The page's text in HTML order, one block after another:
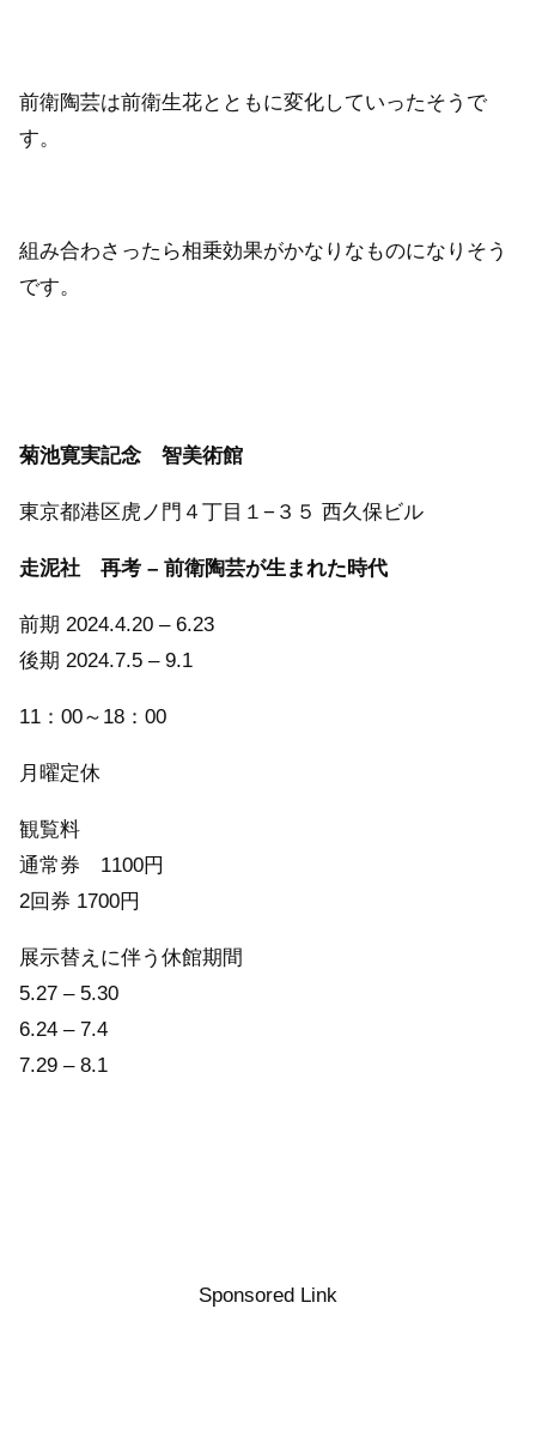
前衛陶芸は前衛生花とともに変化していったそうで
す。
組み合わさったら相乗効果がかなりなものになりそう
です。
菊池寛実記念 智美術館
東京都港区虎ノ門４丁目１−３５ 西久保ビル
走泥社 再考 – 前衛陶芸が生まれた時代
前期 2024.4.20 – 6.23
後期 2024.7.5 – 9.1
11：00～18：00
月曜定休
観覧料
通常券 1100円
2回券 1700円
展示替えに伴う休館期間
5.27 – 5.30
6.24 – 7.4
7.29 – 8.1
Sponsored Link